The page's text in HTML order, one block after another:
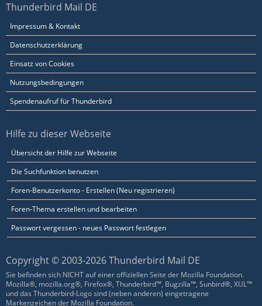
Thunderbird Mail DE
Impressum & Kontakt
Datenschutzerklärung
Einsatz von Cookies
Nutzungsbedingungen
Spendenaufruf für Thunderbird
Hilfe zu dieser Webseite
Übersicht der Hilfe zur Webseite
Die Suchfunktion benutzen
Foren-Benutzerkonto - Erstellen (Neu registrieren)
Foren-Thema erstellen und bearbeiten
Passwort vergessen - neues Passwort festlegen
Copyright © 2003-2026 Thunderbird Mail DE
Sie befinden sich NICHT auf einer offiziellen Seite der Mozilla Foundation.
Mozilla®, mozilla.org®, Firefox®, Thunderbird™, Bugzilla™, Sunbird®, XUL™
und das Thunderbird-Logo sind (neben anderen) eingetragene
Markenzeichen der Mozilla Foundation.